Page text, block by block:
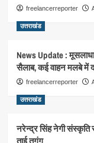
freelancerreporter
उत्तराखंड
News Update :
सैलाब, कई वाहन मलबे में
freelancerreporter
उत्तराखंड
नरेन्द्र सिंह नेगी संस्कृति